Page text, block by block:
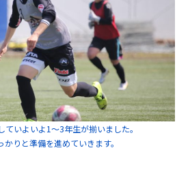
いよいよ1～3年生が揃いました。
りと準備を進めていきます。